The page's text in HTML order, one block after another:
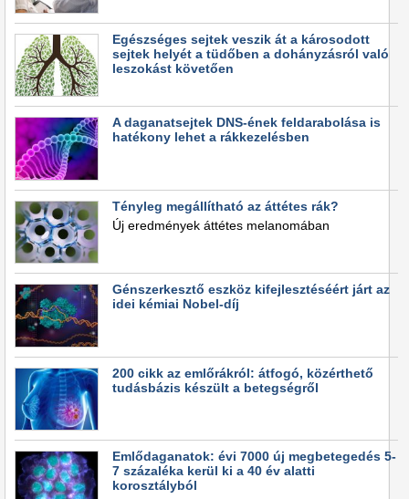
Egészséges sejtek veszik át a károsodott
sejtek helyét a tüdőben a dohányzásról való
leszokást követően
A daganatsejtek DNS-ének feldarabolása is
hatékony lehet a rákkezelésben
Tényleg megállítható az áttétes rák?
Új eredmények áttétes melanomában
Génszerkesztő eszköz kifejlesztéséért járt az
idei kémiai Nobel-díj
200 cikk az emlőrákról: átfogó, közérthető
tudásbázis készült a betegségről
Emlődaganatok: évi 7000 új megbetegedés 5-
7 százaléka kerül ki a 40 év alatti
korosztályból